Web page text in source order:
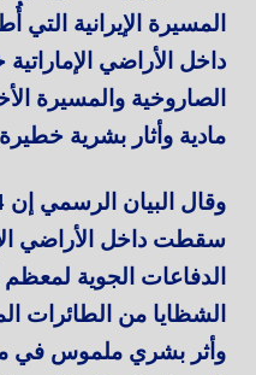
المسيرة الإيرانية
داخل الأراضي
الصاروخية والمسيرة
مادية وأثار بشرية
سقطت داخل الأراضي
الدفاعات الجوية
الشظايا من الطائرات
وأثر بشري ملموس في